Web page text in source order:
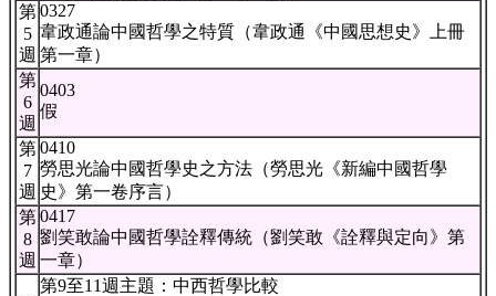
第
5
週
0327
韋政通論中國哲學之特質（韋政通《中國思想史》上冊
第一章）
第
6
週
0403
假
第
7
週
0410
勞思光論中國哲學史之方法（勞思光《新編中國哲學
史》第一卷序言）
第
8
週
0417
劉笑敢論中國哲學詮釋傳統（劉笑敢《詮釋與定向》第
一章）
第9至11週主題：中西哲學比較